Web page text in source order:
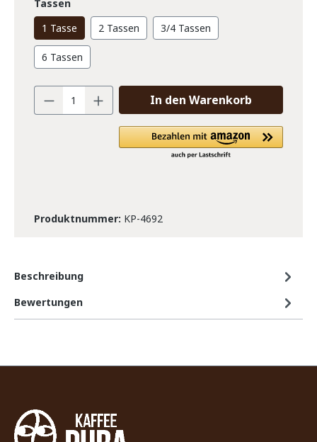
Tassen
1 Tasse
2 Tassen 3/4 Tassen
6 Tassen
In den Warenkorb
Produktnummer: KP-4692
Beschreibung
Bewertungen